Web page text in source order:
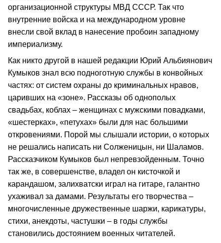
организационной структуры МВД СССР. Так что
внутренние войска и на международном уровне
внесли свой вклад в нанесение пробоин западному
империализму.
Как никто другой в нашей редакции Юрий Альбиянович
Кумыков знал всю подноготную службы в конвойных
частях: от систем охраны до криминальных нравов,
царивших на «зоне». Рассказы об однополых
свадьбах, коблах – женщинах с мужскими повадками,
«шестерках», «петухах» были для нас большими
откровениями. Порой мы слышали истории, о которых
не решались написать ни Солженицын, ни Шаламов.
Рассказчиком Кумыков был непревзойденным. Точно
так же, в совершенстве, владел он кисточкой и
карандашом, залихватски играл на гитаре, галантно
ухаживал за дамами. Результаты его творчества –
многочисленные дружественные шаржи, карикатуры,
стихи, анекдоты, частушки – в годы службы
становились достоянием военных читателей.